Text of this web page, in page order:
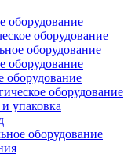
оборудование
оборудование
оборудование
оборудование
оборудование
оборудование
упаковка
оборудование